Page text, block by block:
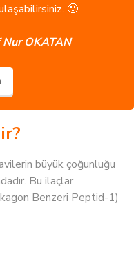
🙂
OKATAN
büyük çoğunluğu
Bu ilaçlar
Benzeri Peptid-1)